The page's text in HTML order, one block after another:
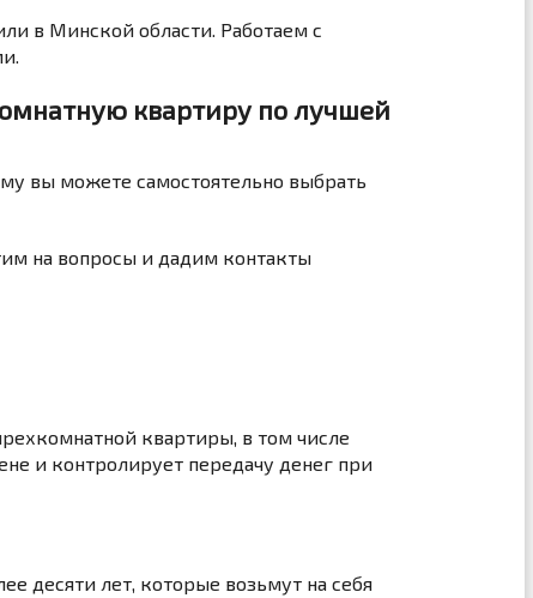
в Минской области. Работаем с
квартиру по лучшей
вы можете самостоятельно выбрать
на вопросы и дадим контакты
квартиры, в том числе
и контролирует передачу денег при
десяти лет, которые возьмут на себя